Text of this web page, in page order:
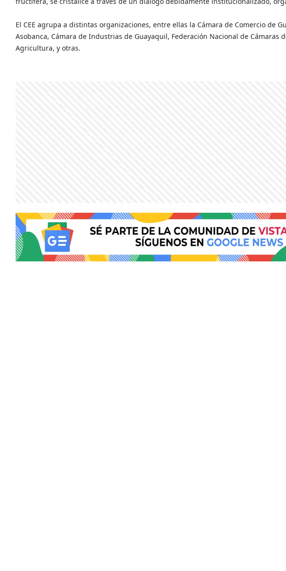
El CEE agrupa a distintas organizaciones, entre ellas la Cámara de Comercio de
Asobanca, Cámara de Industrias de Guayaquil, Federación Nacional de Cámaras
Agricultura, y otras.